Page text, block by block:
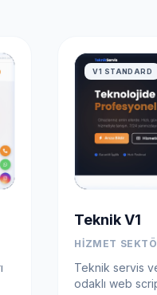
V1 STANDARD
Teknik V1
HIZMET
Teknik servis
odaklı web